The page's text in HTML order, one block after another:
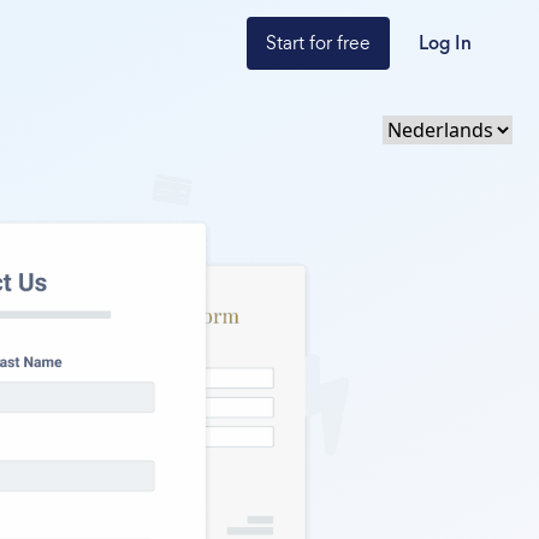
Start for free Log In